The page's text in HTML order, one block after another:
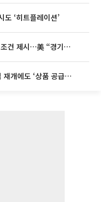
‘히트플레이션’
이란, 미국에 호르무즈 합의 조건 제시…美 “경기 아직 안 끝나” [종합]
‘회생 D-3주’ 홈플러스, 영업 재개에도 ‘상품 공급망’ 복구가 생존 관건